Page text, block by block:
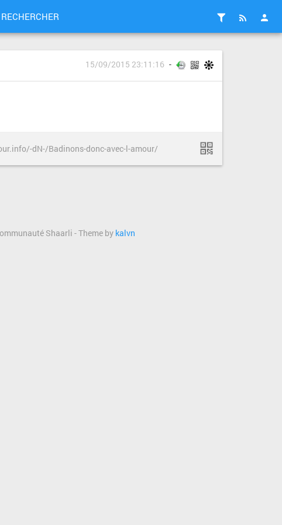
RECHERCHER
15/09/2015 23:11:16
dN-/Badinons-donc-avec-l-amour/
Shaarli - Theme by kalvn